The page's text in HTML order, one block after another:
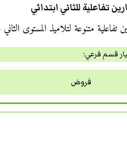
تفاعلية للثاني ابتدائي
متنوعة لتلاميذ المستوى الثاني
قسم فرعي:
فروض